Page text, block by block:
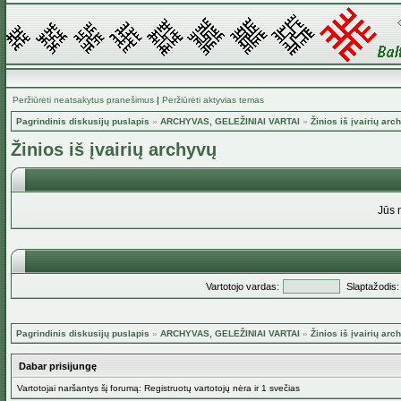
Peržiūrėti neatsakytus pranešimus | Peržiūrėti aktyvias temas
Pagrindinis diskusijų puslapis » ARCHYVAS, GELEŽINIAI VARTAI » Žinios iš įvairių
Žinios iš įvairių archyvų
Jūs
Vartotojo vardas: Slaptažodis:
Pagrindinis diskusijų puslapis » ARCHYVAS, GELEŽINIAI VARTAI » Žinios iš įvairių
Dabar prisijungę
Vartotojai naršantys šį forumą: Registruotų vartotojų nėra ir 1 svečias